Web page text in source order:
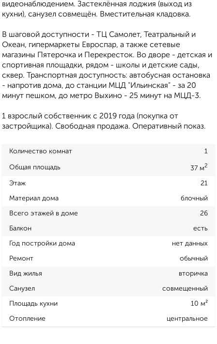
видеонаблюдением. Застеклённая лоджия (выход из
кухни), санузел совмещён. Вместительная кладовка.
В шаговой доступности - ТЦ Самолет, Театральный и
Океан, гипермаркеты Евроспар, а также сетевые
магазины Пятерочка и Перекресток. Во дворе - детская и
спортивная площадки, рядом - школы и детские сады,
сквер. Транспортная доступность: автобусная остановка
- напротив дома, до станции МЦД "Ильинская" - за 20
минут пешком, до метро Выхино - 25 минут на МЦД-3.
1 взрослый собственник с 2019 года (покупка от
застройщика). Свободная продажа. Оперативный показ.
Количество комнат 1
Общая площадь 37 м2
Этаж 21
Материал дома блочный
Всего этажей в доме 26
Балкон есть
Год постройки дома нет данных
Ремонт обычный
Вид жилья вторичка
Санузел совмещенный
Площадь кухни 10 м²
Отопление центральное